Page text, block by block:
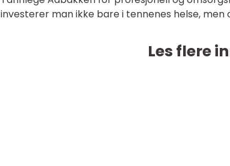
investerer man ikke bare i tennenes helse,
Les flere